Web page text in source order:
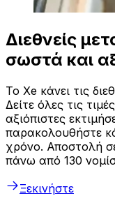
Διεθνείς
σωστά και
Το Xe κάνει τις
Δείτε όλες τις
αξιόπιστες
παρακολουθήστε
χρόνο. Αποστολή
πάνω από 130
Ξεκινήστε